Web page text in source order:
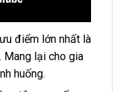
ưu điểm lớn nhất là
Mang lại cho gia
huống.